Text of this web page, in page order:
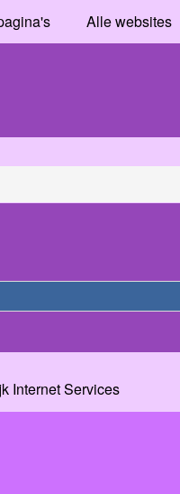
Alle websites
Internet Services